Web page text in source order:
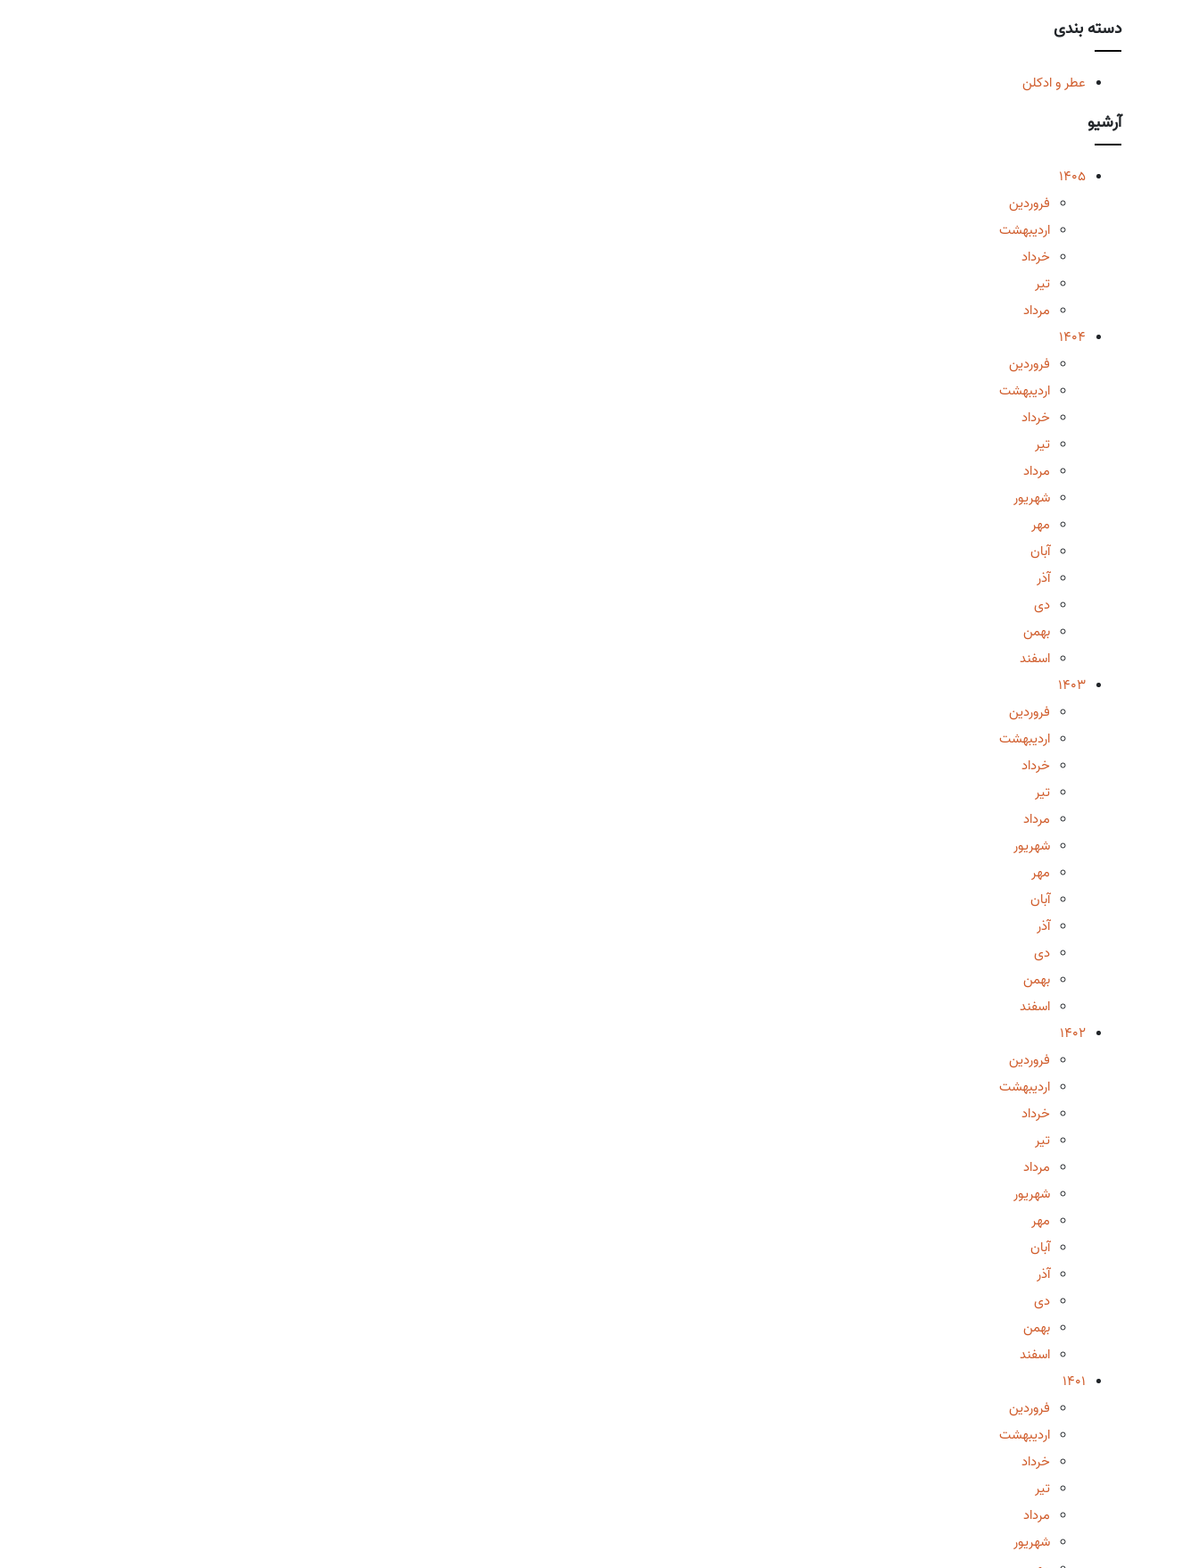
دسته بندی
عطر و ادکلن
آرشیو
1405
فروردین
اردیبهشت
خرداد
تیر
مرداد
1404
فروردین
اردیبهشت
خرداد
تیر
مرداد
شهریور
مهر
آبان
آذر
دی
بهمن
اسفند
1403
فروردین
اردیبهشت
خرداد
تیر
مرداد
شهریور
مهر
آبان
آذر
دی
بهمن
اسفند
1402
فروردین
اردیبهشت
خرداد
تیر
مرداد
شهریور
مهر
آبان
آذر
دی
بهمن
اسفند
1401
فروردین
اردیبهشت
خرداد
تیر
مرداد
شهریور